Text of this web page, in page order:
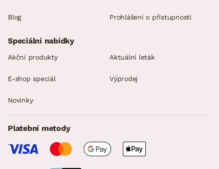
Blog Prohlášení o přístupnosti
Speciální nabídky
Akční produkty Aktuální leták
E-shop speciál Výprodej
Novinky
Platební metody